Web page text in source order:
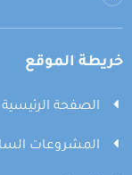
خريطة الموقع
الصفحة الرئيسية
المشروعات